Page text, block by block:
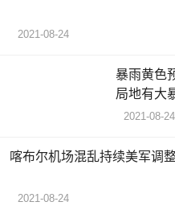
2021-08-24
暴雨黄色
局地有大
2021-08-24
喀布尔机场混乱持续美军调
2021-08-24